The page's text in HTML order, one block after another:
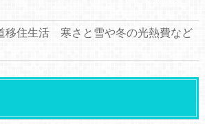
移住生活 寒さと雪や冬の光熱費など